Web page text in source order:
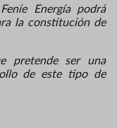
Energía podrá
la constitución de
pretende ser una
de este tipo de